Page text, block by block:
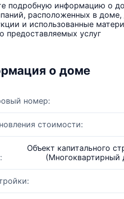
подробную информацию о
расположенных в доме,
и использованные
предоставляемых услуг
о доме
номер:
стоимости:
Объект капитального
(Многоквартирный